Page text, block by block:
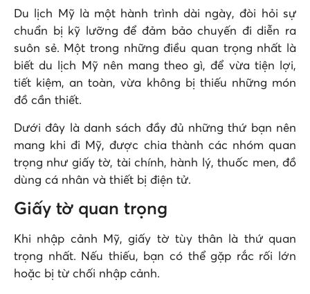
Du lịch Mỹ là một hành trình dài ngày, đòi hỏi sự
chuẩn bị kỹ lưỡng để đảm bảo chuyến đi diễn ra
suôn sẻ. Một trong những điều quan trọng nhất là
biết du lịch Mỹ nên mang theo gì, để vừa tiện lợi,
tiết kiệm, an toàn, vừa không bị thiếu những món
đồ cần thiết.
Dưới đây là danh sách đầy đủ những thứ bạn nên
mang khi đi Mỹ, được chia thành các nhóm quan
trọng như giấy tờ, tài chính, hành lý, thuốc men, đồ
dùng cá nhân và thiết bị điện tử.
Giấy tờ quan trọng
Khi nhập cảnh Mỹ, giấy tờ tùy thân là thứ quan
trọng nhất. Nếu thiếu, bạn có thể gặp rắc rối lớn
hoặc bị từ chối nhập cảnh.